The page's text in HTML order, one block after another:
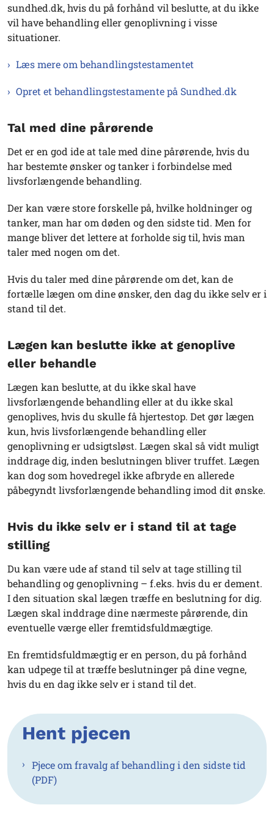
sundhed.dk, hvis du på forhånd vil beslutte, at du ikke
vil have behandling eller genoplivning i visse
situationer.
Læs mere om behandlingstestamentet
Opret et behandlingstestamente på Sundhed.dk
Tal med dine pårørende
Det er en god ide at tale med dine pårørende, hvis du
har bestemte ønsker og tanker i forbindelse med
livsforlængende behandling.
Der kan være store forskelle på, hvilke holdninger og
tanker, man har om døden og den sidste tid. Men for
mange bliver det lettere at forholde sig til, hvis man
taler med nogen om det.
Hvis du taler med dine pårørende om det, kan de
fortælle lægen om dine ønsker, den dag du ikke selv er i
stand til det.
Lægen kan beslutte ikke at genoplive
eller behandle
Lægen kan beslutte, at du ikke skal have
livsforlængende behandling eller at du ikke skal
genoplives, hvis du skulle få hjertestop. Det gør lægen
kun, hvis livsforlængende behandling eller
genoplivning er udsigtsløst. Lægen skal så vidt muligt
inddrage dig, inden beslutningen bliver truffet. Lægen
kan dog som hovedregel ikke afbryde en allerede
påbegyndt livsforlængende behandling imod dit ønske.
Hvis du ikke selv er i stand til at tage
stilling
Du kan være ude af stand til selv at tage stilling til
behandling og genoplivning – f.eks. hvis du er dement.
I den situation skal lægen træffe en beslutning for dig.
Lægen skal inddrage dine nærmeste pårørende, din
eventuelle værge eller fremtidsfuldmægtige.
En fremtidsfuldmægtig er en person, du på forhånd
kan udpege til at træffe beslutninger på dine vegne,
hvis du en dag ikke selv er i stand til det.
Hent pjecen
Pjece om fravalg af behandling i den sidste tid
(PDF)